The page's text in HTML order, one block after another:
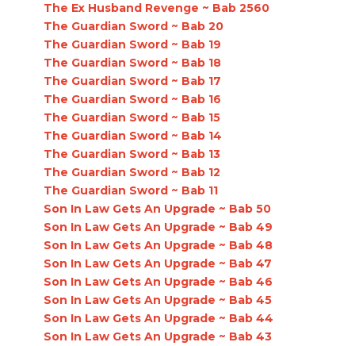
The Ex Husband Revenge ~ Bab 2560
The Guardian Sword ~ Bab 20
The Guardian Sword ~ Bab 19
The Guardian Sword ~ Bab 18
The Guardian Sword ~ Bab 17
The Guardian Sword ~ Bab 16
The Guardian Sword ~ Bab 15
The Guardian Sword ~ Bab 14
The Guardian Sword ~ Bab 13
The Guardian Sword ~ Bab 12
The Guardian Sword ~ Bab 11
Son In Law Gets An Upgrade ~ Bab 50
Son In Law Gets An Upgrade ~ Bab 49
Son In Law Gets An Upgrade ~ Bab 48
Son In Law Gets An Upgrade ~ Bab 47
Son In Law Gets An Upgrade ~ Bab 46
Son In Law Gets An Upgrade ~ Bab 45
Son In Law Gets An Upgrade ~ Bab 44
Son In Law Gets An Upgrade ~ Bab 43